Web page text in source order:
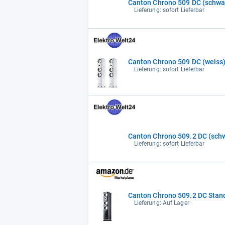
Canton Chrono 509
Lieferung: sofort Lieferbar
Canton Chrono 509 DC
Lieferung: sofort Lieferbar
Canton Chrono
Lieferung: sofort Lieferbar
Canton Chrono 509.2 DC
Lieferung: Auf Lager